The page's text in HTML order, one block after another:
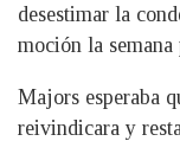
desestimar la
moción la semana
Majors esperaba
reivindicara y